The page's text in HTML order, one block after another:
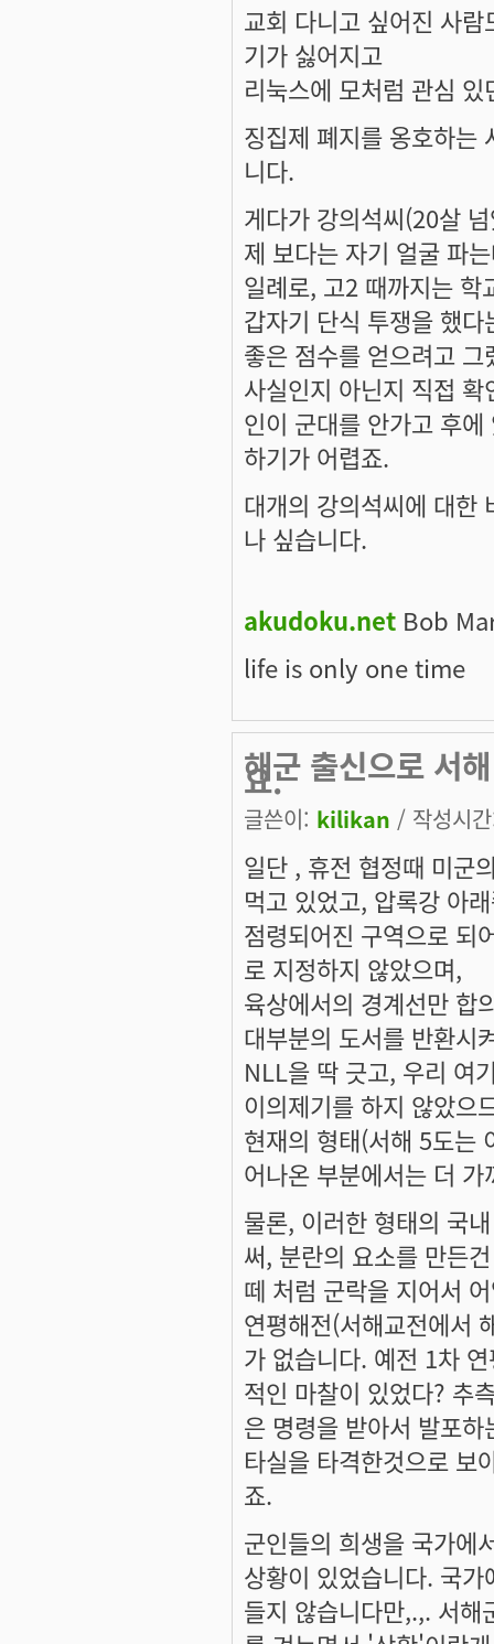
교회 다니고 싶어진 사
기가 싫어지고
리눅스에 모처럼 관심
징집제 폐지를 옹호하는
니다.
게다가 강의석씨(20살
제 보다는 자기 얼굴 파
일례로, 고2 때까지는 학
갑자기 단식 투쟁을 했
좋은 점수를 얻으려고
사실인지 아닌지 직접
인이 군대를 안가고 후
하기가 어렵죠.
대개의 강의석씨에 대한
나 싶습니다.
akudoku.net Bob
life is only one time
해군 출신으로 서
요.
글쓴이: kilikan / 작성시
일단 , 휴전 협정때 미군
먹고 있었고, 압록강 아
점령되어진 구역으로 되
로 지정하지 않았으며,
육상에서의 경계선만 합
대부분의 도서를 반환시
NLL을 딱 긋고, 우리 여
이의제기를 하지 않았으
현재의 형태(서해 5도는
어나온 부분에서는 더
물론, 이러한 형태의 국
써, 분란의 요소를 만든
떼 처럼 군락을 지어서
연평해전(서해교전에서
가 없습니다. 예전 1차
적인 마찰이 있었다? 추
은 명령을 받아서 발포
타실을 타격한것으로 보
죠.
군인들의 희생을 국가에
상황이 있었습니다. 국
들지 않습니다만,.,. 서해